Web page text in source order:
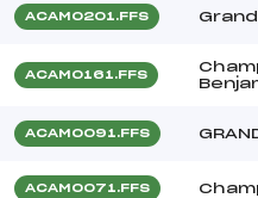
ACAM0201.FFS
ACAM0161.FFS
ACAM0091.FFS
ACAM0071.FFS